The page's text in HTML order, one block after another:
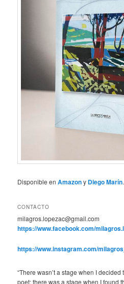
Disponible en Amazony Diego Marín.
CONTACTO
milagros.lopezac@gmail.com
https://www.facebook.com/
https://www.instagram.com/
“There wasn’t a stage when I
poet; there was a stage when I found